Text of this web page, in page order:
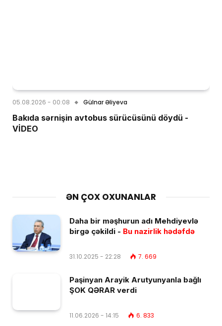
05.08.2026 - 00:08 Gülnar Əliyeva
Bakıda sərnişin avtobus sürücüsünü döydü -
VİDEO
ƏN ÇOX OXUNANLAR
Daha bir məşhurun adı Mehdiyevlə
birgə çəkildi - Bu nazirlik hədəfdə
31.10.2025 - 22:28 7. 669
Paşinyan Arayik Arutyunyanla bağlı
ŞOK QƏRAR verdi
11.06.2026 - 14:15 6. 833